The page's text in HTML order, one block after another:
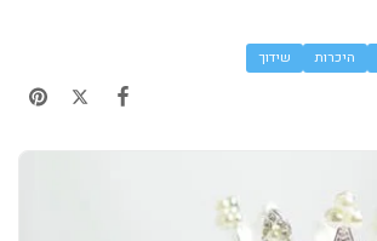
היכרות שידוך